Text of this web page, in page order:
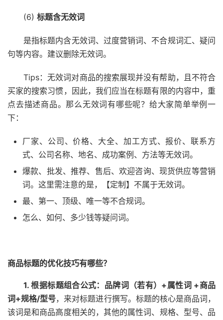
(6) 标题含无效词
是指标题内含无效词、过度营销词、不合规词汇、疑问
句等内容。建议删除无效词。
Tips：无效词对商品的搜索展现并没有帮助，且不符合
买家的搜索习惯，因此，我们应当在标题有限的内容中，重
点去描述商品。那么无效词有哪些呢？给大家简单举例一
下：
厂家、公司、价格、大全、加工方式、报价、联系方
式、公司名称、地名、成功案例、方法等无效词。
爆款、批发、推荐、售后、欢迎咨询、现货供应等营销
词。这里需注意的是，【定制】不属于无效词。
最、第一、顶级、唯一等不合规词。
怎么、如何、多少钱等疑问词。
商品标题的优化技巧有哪些？
1. 根据标题组合公式： 品牌词（若有）+属性词 +商品
词+规格/型号，来对标题进行撰写。标题的核心是商品词，
该词是和商品高度相关的，其他的属性词、规格、型号、品